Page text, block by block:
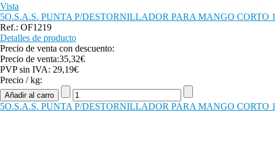
Vista
5O.S.A.S. PUNTA P/DESTORNILLADOR PARA MANGO CORTO
Ref.: OF1219
Detalles de producto
Precio de venta con descuento:
Precio de venta:35,32€
PVP sin IVA: 29,19€
Precio / kg:
5O.S.A.S. PUNTA P/DESTORNILLADOR PARA MANGO CORTO